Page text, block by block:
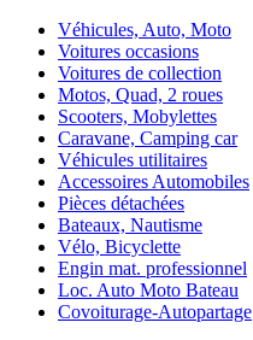
Véhicules, Auto, Moto
Voitures occasions
Voitures de collection
Motos, Quad, 2 roues
Scooters, Mobylettes
Caravane, Camping car
Véhicules utilitaires
Accessoires Automobiles
Pièces détachées
Bateaux, Nautisme
Vélo, Bicyclette
Engin mat. professionnel
Loc. Auto Moto Bateau
Covoiturage-Autopartage